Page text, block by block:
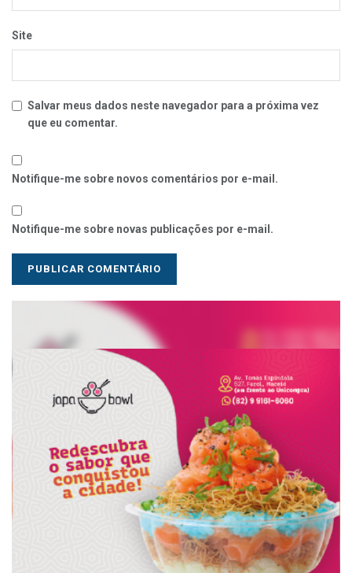
Site
Salvar meus dados neste navegador para a próxima vez
que eu comentar.
Notifique-me sobre novos comentários por e-mail.
Notifique-me sobre novas publicações por e-mail.